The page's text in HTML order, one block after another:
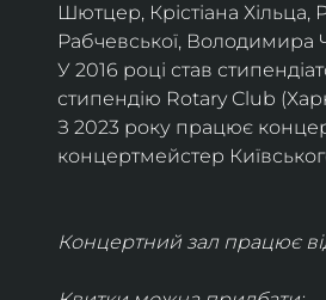
Шютцер, Крістіана
Рабчевської, Володимира
У 2016 році став
стипендію Rotary Club
З 2023 року працює
концертмейстер
Концертний зал працює